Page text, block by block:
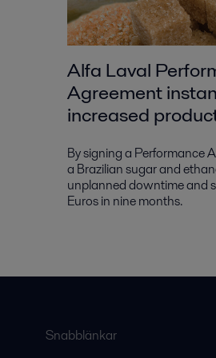
Alfa Laval
Agreement
increased
By signing a Performance
a Brazilian sugar and
unplanned downtime and
Euros in nine months.
Snabblänkar